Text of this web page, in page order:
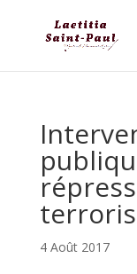
4 Août 2017